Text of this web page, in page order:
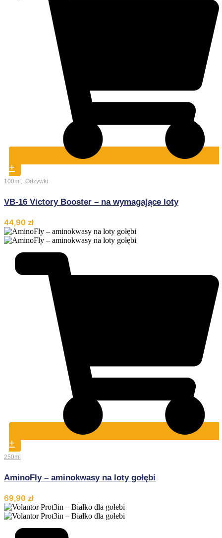
+
100ml Odżywki
VB-16 Victory Booster – na wymagające loty
44,90 zł
+
250ml
AminoFly – aminokwasy na loty gołębi
69,90 zł